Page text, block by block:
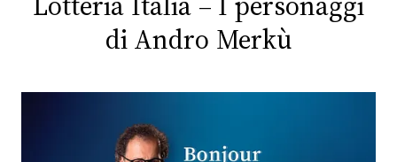
PLAYLIST
di Andro Merkù